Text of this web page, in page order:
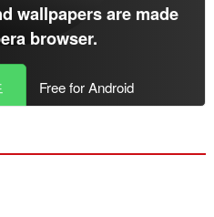
wallpapers are made
browser.
Free for Android